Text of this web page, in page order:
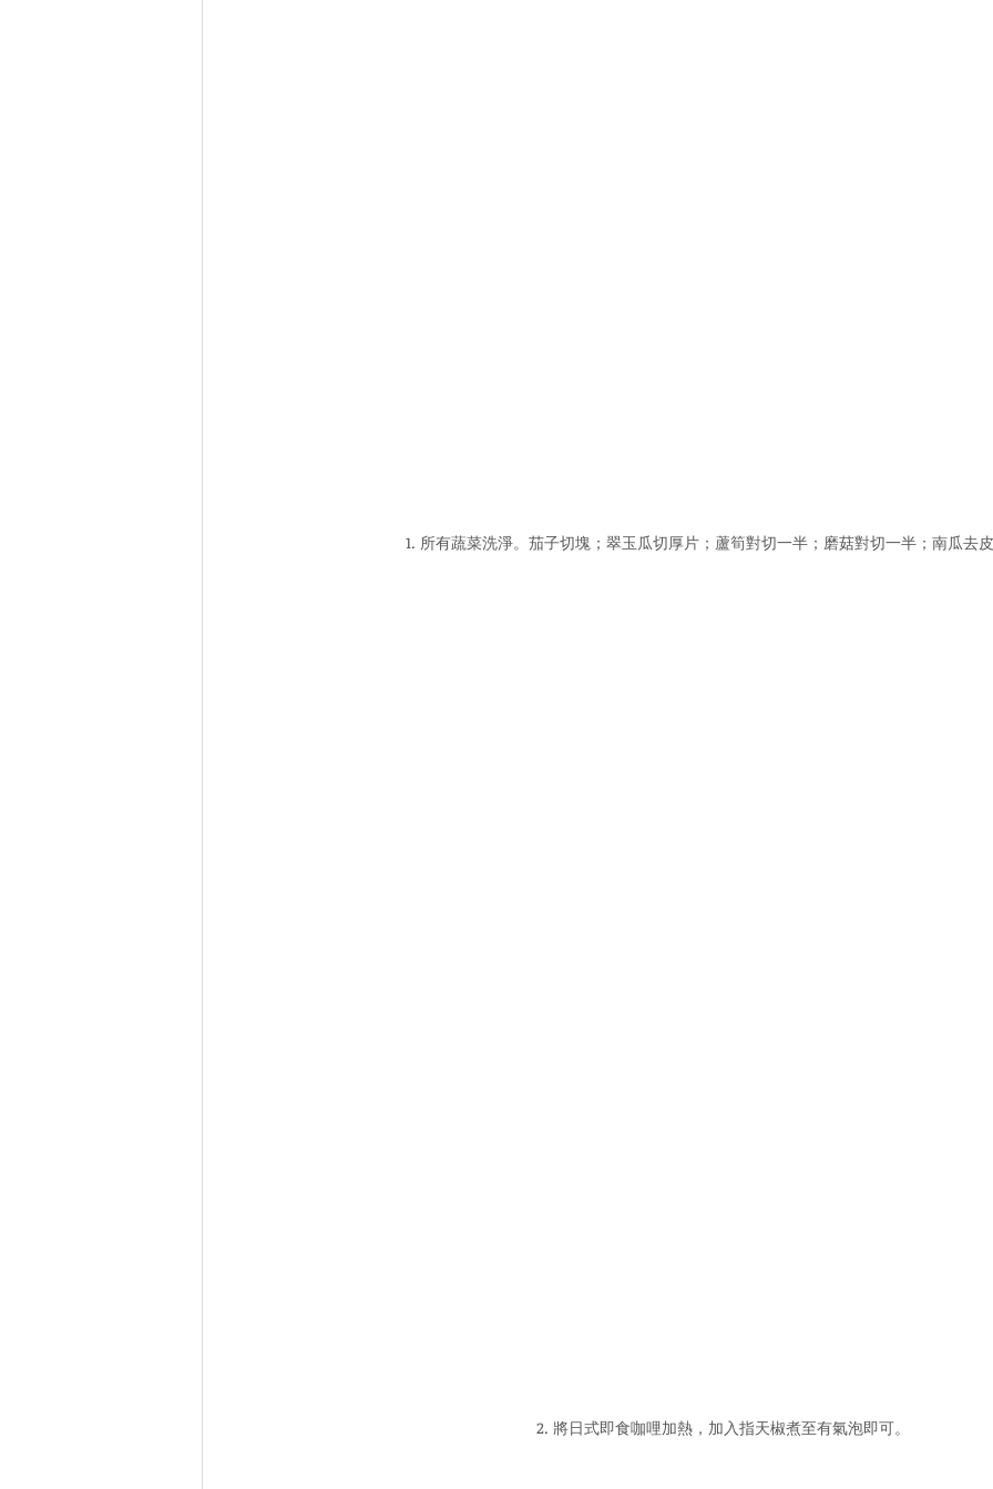
1. 所有蔬菜洗淨。茄子切塊；翠玉瓜切厚片；蘆筍對切一半；磨菇對切一半；南瓜去
2. 將日式即食咖哩加熱，加入指天椒煮至有氣泡即可。